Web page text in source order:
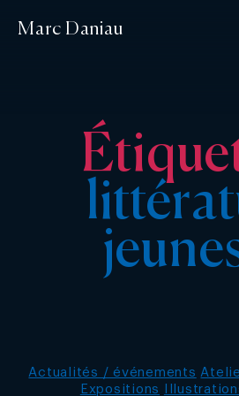
Marc Daniau
Actualités / événements
Expositions